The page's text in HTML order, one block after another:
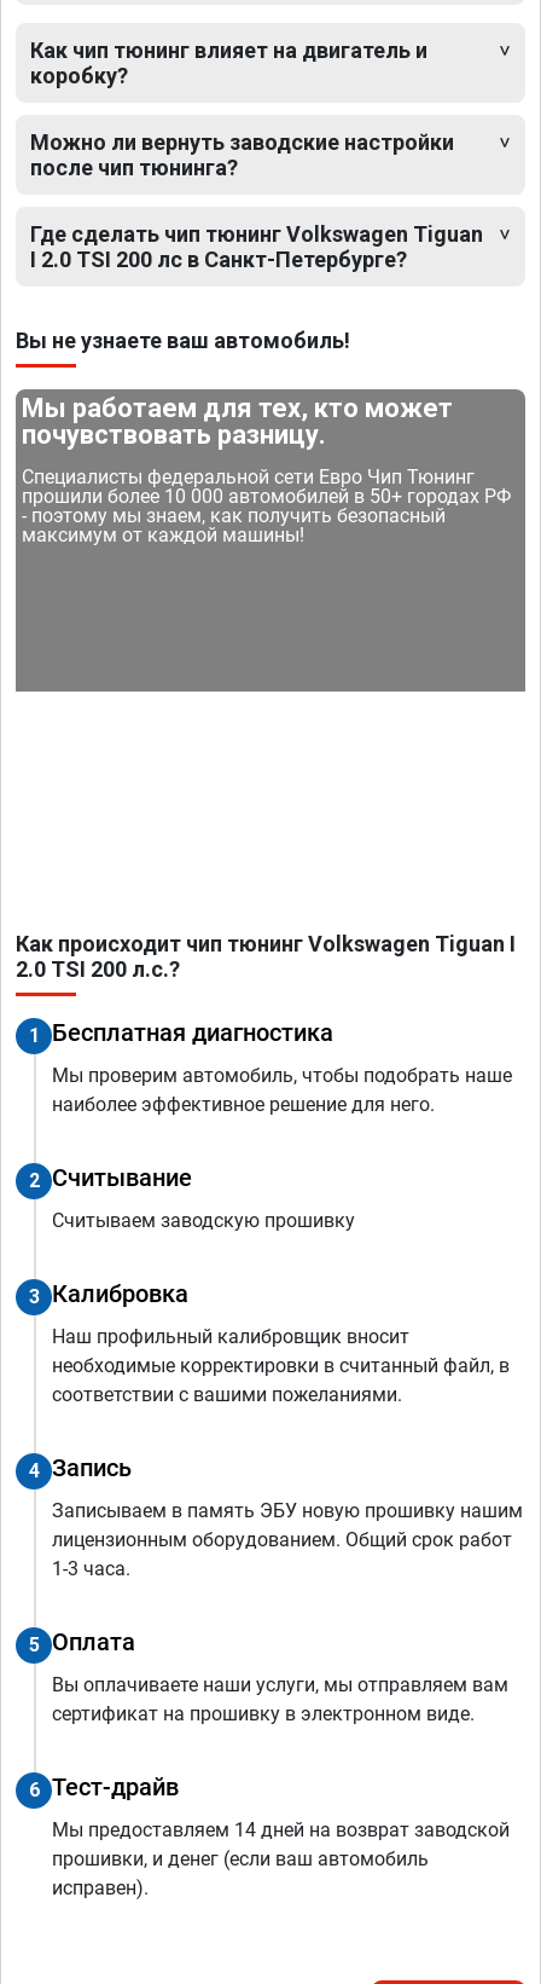
Как чип тюнинг влияет на двигатель и
коробку?
Можно ли вернуть заводские настройки
после чип тюнинга?
Где сделать чип тюнинг Volkswagen Tiguan
I 2.0 TSI 200 лс в Санкт-Петербурге?
Вы не узнаете ваш автомобиль!
Мы работаем для тех, кто может
почувствовать разницу.
Специалисты федеральной сети Евро Чип Тюнинг
прошили более 10 000 автомобилей в 50+ городах РФ
- поэтому мы знаем, как получить безопасный
максимум от каждой машины!
Как происходит чип тюнинг Volkswagen Tiguan I
2.0 TSI 200 л.с.?
1 Бесплатная диагностика
Мы проверим автомобиль, чтобы подобрать наше
наиболее эффективное решение для него.
2 Считывание
Считываем заводскую прошивку
3 Калибровка
Наш профильный калибровщик вносит
необходимые корректировки в считанный файл, в
соответствии с вашими пожеланиями.
4 Запись
Записываем в память ЭБУ новую прошивку нашим
лицензионным оборудованием. Общий срок работ
1-3 часа.
5 Оплата
Вы оплачиваете наши услуги, мы отправляем вам
сертификат на прошивку в электронном виде.
6 Тест-драйв
Мы предоставляем 14 дней на возврат заводской
прошивки, и денег (если ваш автомобиль
исправен).